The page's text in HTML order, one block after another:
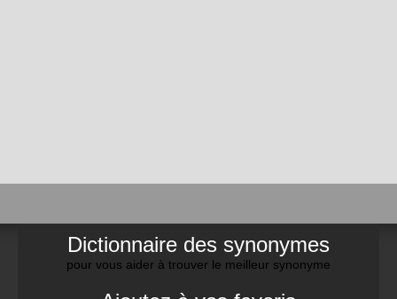
Dictionnaire des synonymes
pour vous aider à trouver le meilleur synonyme